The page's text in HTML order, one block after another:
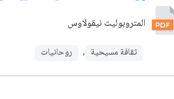
المتروبوليت نيقولاوس
ثقافة مسيحية , روحانيات